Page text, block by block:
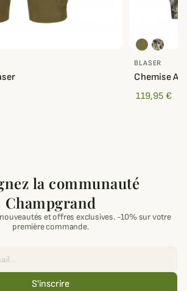
BLASER
Chemise
119,95 €
la communauté
Champgrand
et offres exclusives. -10% sur votre
première commande.
S'inscrire